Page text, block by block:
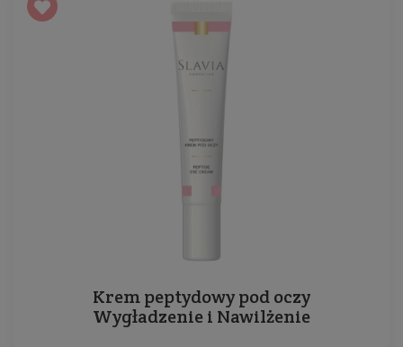
Krem peptydowy pod oczy
Wygładzenie i Nawilżenie